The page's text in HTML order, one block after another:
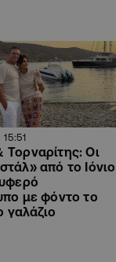
15:51
Τορναρίτης: Οι
από το Ιόνιο
με φόντο το
γαλάζιο